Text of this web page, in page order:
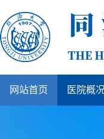
网站首页 医院概